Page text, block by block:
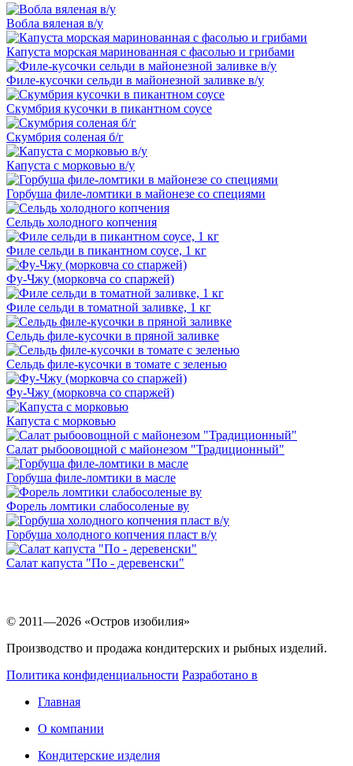
Вобла вяленая в/у
Капуста морская маринованная с фасолью и грибами
Филе-кусочки сельди в майонезной заливке в/у
Скумбрия кусочки в пикантном соусе
Скумбрия соленая б/г
Капуста с морковью в/у
Горбуша филе-ломтики в майонезе со специями
Сельдь холодного копчения
Филе сельди в пикантном соусе, 1 кг
Фу-Чжу (морковча со спаржей)
Филе сельди в томатной заливке, 1 кг
Сельдь филе-кусочки в пряной заливке
Сельдь филе-кусочки в томате с зеленью
Фу-Чжу (морковча со спаржей)
Капуста с морковью
Салат рыбоовощной с майонезом "Традиционный"
Горбуша филе-ломтики в масле
Форель ломтики слабосоленые ву
Горбуша холодного копчения пласт в/у
Салат капуста "По - деревенски"
© 2011—2026 «Остров изобилия»
Производство и продажа кондитерских и рыбных изделий.
Политика конфиденциальности Разработано в
Главная
О компании
Кондитерские изделия